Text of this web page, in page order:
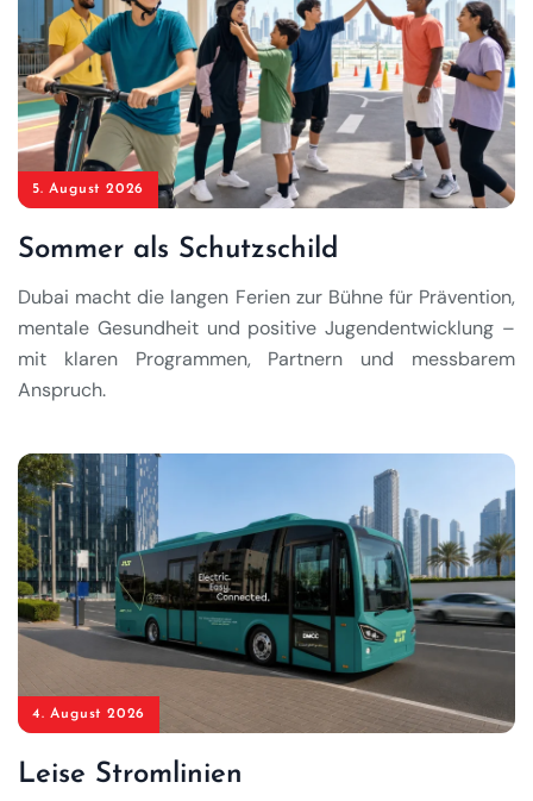
5. August 2026
Sommer als Schutzschild
Dubai macht die langen Ferien zur Bühne für Prävention,
mentale Gesundheit und positive Jugendentwicklung –
mit klaren Programmen, Partnern und messbarem
Anspruch.
4. August 2026
Leise Stromlinien